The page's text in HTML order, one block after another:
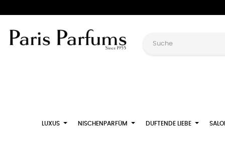
LUXUS NISCHENPARFÜM DUFTENDE LIEBE